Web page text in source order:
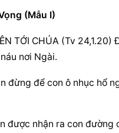
(Mẫu I)
TỚI CHÚA (Tv
nơi Ngài.
đừng để con ô nhục hổ
được nhận ra con